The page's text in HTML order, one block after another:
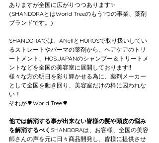
ありますが全国に広がりつつあります✨
(SHANDORAとはWorld Treeのもう1つの事業、薬剤
ブランドです。)
SHANDORAでは、ANellとHOROSで取り扱いしてい
るストレートやパーマの薬剤から、ヘアケアのトリ
ートメント、HOS.JAPANのシャンプー＆トリートメ
ントなどを全国の美容室に展開しております‼️
様々な方の明日を彩り輝かせる為に、薬剤メーカー
として全国を動き回り、美容室だけの枠に囚われな
い！
それが🌳World Tree🌳
他では解消する事が出来ない皆様の髪や頭皮の悩み
を解消するべく SHANDORAは、お客様、全国の美容
師さんの声を元に日々商品開発し、皆様に提供させ